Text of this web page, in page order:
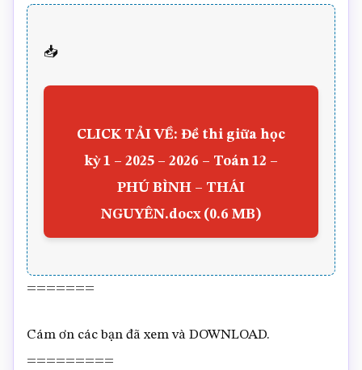
📥
CLICK TẢI VỀ: Đề thi giữa học
kỳ 1 – 2025 – 2026 – Toán 12 –
PHÚ BÌNH – THÁI
NGUYÊN.docx (0.6 MB)
=======
Cám ơn các bạn đã xem và DOWNLOAD.
=========